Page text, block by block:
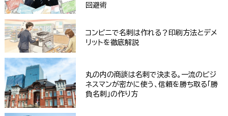
回避術
コンビニで名刺は作れる？印刷方法とデメ
リットを徹底解説
丸の内の商談は名刺で決まる。一流のビジ
ネスマンが密かに使う、信頼を勝ち取る「勝
負名刺」の作り方